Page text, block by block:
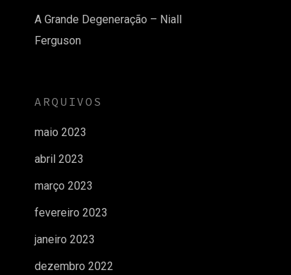
A Grande Degeneração – Niall
Ferguson
ARQUIVOS
maio 2023
abril 2023
março 2023
fevereiro 2023
janeiro 2023
dezembro 2022